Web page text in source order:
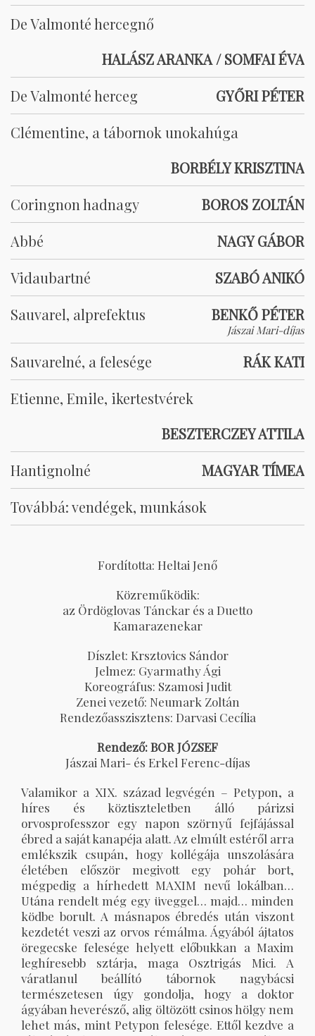
De Valmonté hercegnő
HALÁSZ ARANKA / SOMFAI ÉVA
De Valmonté herceg
GYŐRI PÉTER
Clémentine, a tábornok unokahúga
BORBÉLY KRISZTINA
Coringnon hadnagy
BOROS ZOLTÁN
Abbé
NAGY GÁBOR
Vidaubartné
SZABÓ ANIKÓ
Sauvarel, alprefektus
BENKŐ PÉTER
Jászai Mari-díjas
Sauvarelné, a felesége
RÁK KATI
Etienne, Emile, ikertestvérek
BESZTERCZEY ATTILA
Hantignolné
MAGYAR TÍMEA
Továbbá: vendégek, munkások
Fordította: Heltai Jenő
Közreműködik:
az Ördöglovas Tánckar és a Duetto
Kamarazenekar
Díszlet: Krsztovics Sándor
Jelmez: Gyarmathy Ági
Koreográfus: Szamosi Judit
Zenei vezető: Neumark Zoltán
Rendezőasszisztens: Darvasi Cecília
Rendező: BOR JÓZSEF
Jászai Mari- és Erkel Ferenc-díjas
Valamikor a XIX. század legvégén – Petypon, a
híres és köztiszteletben álló párizsi
orvosprofesszor egy napon szörnyű fejfájással
ébred a saját kanapéja alatt. Az elmúlt estéről arra
emlékszik csupán, hogy kollégája unszolására
életében először megivott egy pohár bort,
mégpedig a hírhedett MAXIM nevű lokálban…
Utána rendelt még egy üveggel… majd… minden
ködbe borult. A másnapos ébredés után viszont
kezdetét veszi az orvos rémálma. Ágyából ájtatos
öregecske felesége helyett előbukkan a Maxim
leghíresebb sztárja, maga Osztrigás Mici. A
váratlanul beállító tábornok nagybácsi
természetesen úgy gondolja, hogy a doktor
ágyában heverésző, alig öltözött csinos hölgy nem
lehet más, mint Petypon felesége. Ettől kezdve a